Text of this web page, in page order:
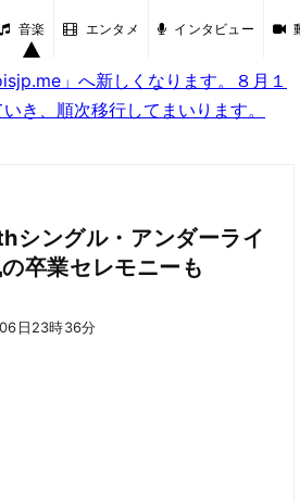
音楽 エンタメ インタビュー
」へ新しくなります。８月１
き、順次移行してまいります。
シングル・アンダーライ
卒業セレモニーも
日23時36分